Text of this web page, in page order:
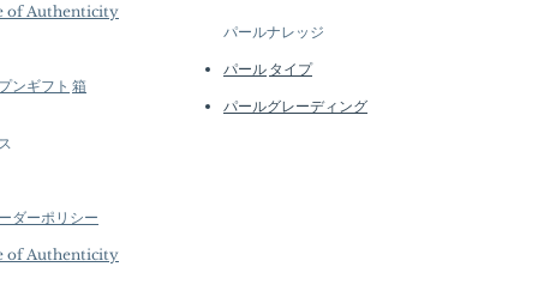
of Authenticity
ンギフト 箱
ダーポリシー
of Authenticity
パールナレッジ
パール タイプ
パールグレーディング